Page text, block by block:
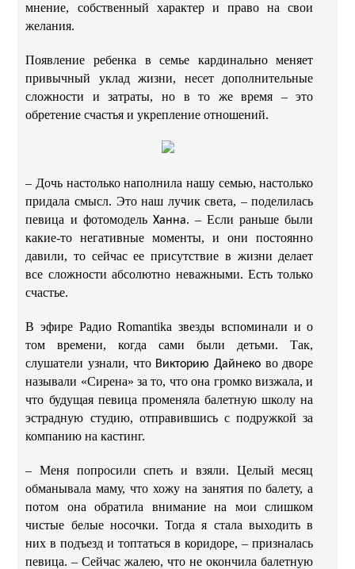
мнение, собственный характер и право на свои
желания.
Появление ребенка в семье кардинально меняет
привычный уклад жизни, несет дополнительные
сложности и затраты, но в то же время – это
обретение счастья и укрепление отношений.
– Дочь настолько наполнила нашу семью, настолько
придала смысл. Это наш лучик света, – поделилась
певица и фотомодель Ханна. – Если раньше были
какие-то негативные моменты, и они постоянно
давили, то сейчас ее присутствие в жизни делает
все сложности абсолютно неважными. Есть только
счастье.
В эфире Радио Romantika звезды вспоминали и о
том времени, когда сами были детьми. Так,
слушатели узнали, что Викторию Дайнеко во дворе
называли «Сирена» за то, что она громко визжала, и
что будущая певица променяла балетную школу на
эстрадную студию, отправившись с подружкой за
компанию на кастинг.
– Меня попросили спеть и взяли. Целый месяц
обманывала маму, что хожу на занятия по балету, а
потом она обратила внимание на мои слишком
чистые белые носочки. Тогда я стала выходить в
них в подъезд и топтаться в коридоре, – призналась
певица. – Сейчас жалею, что не окончила балетную